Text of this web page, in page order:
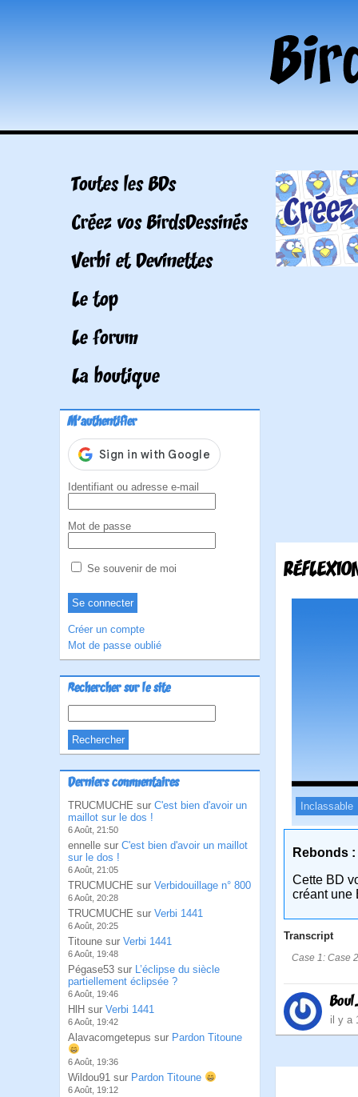
Toutes les BDs
Créez vos BirdsDessinés
Verbi et Devinettes
Le top
Le forum
La boutique
M'authentifier
Identifiant ou adresse e-mail
Mot de passe
Se souvenir de moi
Créer un compte
Mot de passe oublié
Rechercher sur le site
Derniers commentaires
TRUCMUCHE sur C'est bien d'avoir un
maillot sur le dos !
6 Août, 21:50
ennelle sur C'est bien d'avoir un maillot
sur le dos !
6 Août, 21:05
TRUCMUCHE sur Verbidouillage n° 800
6 Août, 20:28
TRUCMUCHE sur Verbi 1441
6 Août, 20:25
Titoune sur Verbi 1441
6 Août, 19:48
Pégase53 sur L’éclipse du siècle
partiellement éclipsée ?
6 Août, 19:46
HlH sur Verbi 1441
6 Août, 19:42
Alavacomgetepus sur Pardon Titoune
6 Août, 19:36
Wildou91 sur Pardon Titoune
6 Août, 19:12
Inclassable
Rebonds :
Cette BD
créant une
Transcript
Case 1: Case
il y a